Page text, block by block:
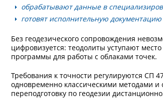
обрабатывают данные в
готовят исполнительную
Без геодезического сопровождения
цифровизуется: теодолиты уступают
программы для работы с облаками точек.
Требования к точности регулируются СП
одновременно классическими методами
переподготовку по геодезии